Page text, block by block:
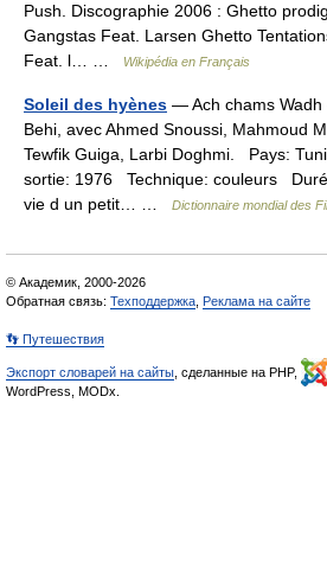
Push. Discographie 2006 : Ghetto
Gangstas Feat. Larsen Ghetto
Feat. l… …
Wikipédia en Français
Soleil des hyènes — Ach chams
Behi, avec Ahmed Snoussi, Mahmoud
Tewfik Guiga, Larbi Doghmi. Pays:
sortie: 1976 Technique: couleurs
vie d un petit… …
Dictionnaire mondial des
© Академик, 2000-2026
Обратная связь: Техподдержка Реклама на сайте
👣 Путешествия
Экспорт словарей на сайты , сделанные на PHP,
WordPress, MODx.